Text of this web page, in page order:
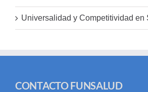
Universalidad y Competitividad en
CONTACTO FUNSALUD